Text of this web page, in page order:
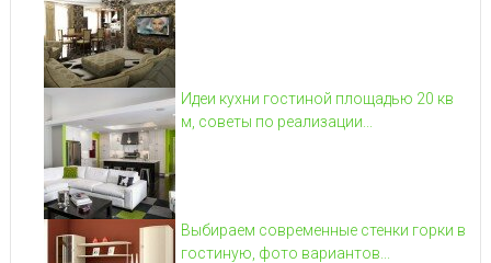
Идеи кухни гостиной площадью 20 кв
м, советы по реализации...
Выбираем современные стенки горки в
гостиную, фото вариантов...